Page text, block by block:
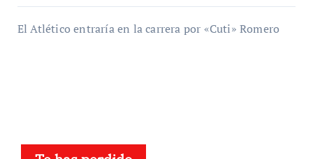
El Atlético entraría en la carrera por «Cuti» Romero